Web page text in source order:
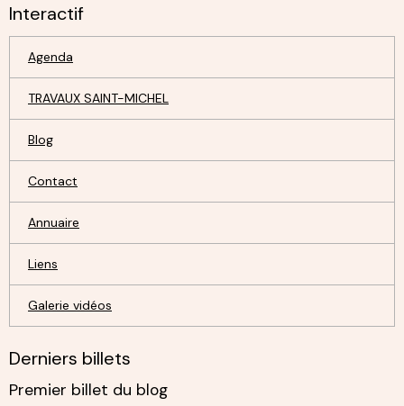
Interactif
Agenda
TRAVAUX SAINT-MICHEL
Blog
Contact
Annuaire
Liens
Galerie vidéos
Derniers billets
Premier billet du blog